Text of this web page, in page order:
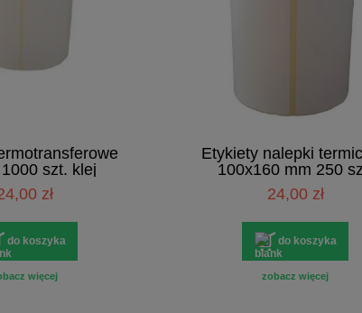
szt. klej
- bardzo mocny
zł
do koszyka
więcej
Etykiety nalepki
100x160 mm 250
24,00 zł
do koszyka
zobacz więcej